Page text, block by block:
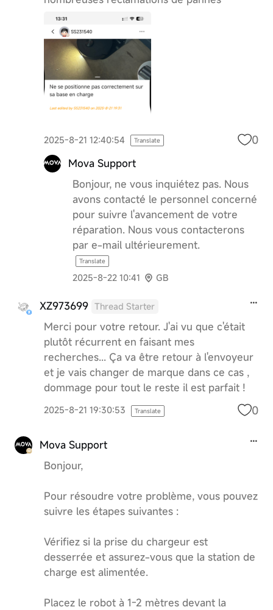
2025-8-21 12:40:54 Translate 0
Mova Support
Bonjour, ne vous inquiétez pas. Nous
avons contacté le personnel concerné
pour suivre l'avancement de votre
réparation. Nous vous contacterons
par e-mail ultérieurement.
Translate
2025-8-22 10:41 GB
XZ973699 Thread Starter
Merci pour votre retour. J'ai vu que c'était
plutôt récurrent en faisant mes
recherches... Ça va être retour à l'envoyeur
et je vais changer de marque dans ce cas ,
dommage pour tout le reste il est parfait !
2025-8-21 19:30:53 Translate 0
Mova Support
Bonjour,
Pour résoudre votre problème, vous pouvez
suivre les étapes suivantes :
Vérifiez si la prise du chargeur est
desserrée et assurez-vous que la station de
charge est alimentée.
Placez le robot à 1-2 mètres devant la